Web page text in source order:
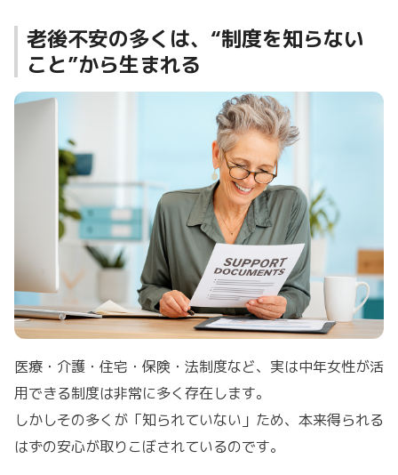
老後不安の多くは、“制度を知らない
こと”から生まれる
医療・介護・住宅・保険・法制度など、実は中年女性が活
用できる制度は非常に多く存在します。
しかしその多くが「知られていない」ため、本来得られる
はずの安心が取りこぼされているのです。